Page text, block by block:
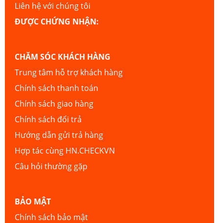
Liên hệ với chúng tôi
ĐƯỢC CHỨNG NHẬN:
CHĂM SÓC KHÁCH HÀNG
Trung tâm hỗ trợ khách hàng
Chính sách thanh toán
Chính sách giao hàng
Chính sách đổi trả
Hướng dẫn gửi trả hàng
Hợp tác cùng HN.CHECKVN
Câu hỏi thường gặp
BẢO MẬT
Chính sách bảo mật